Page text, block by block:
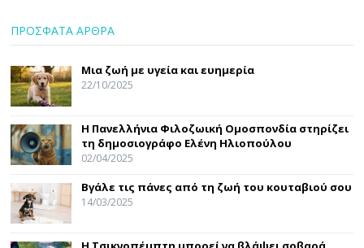
ΠΡΟΣΦΑΤΑ ΑΡΘΡΑ
Μια ζωή με υγεία και ευημερία
22/10/2025
Η Πανελλήνια Φιλοζωική Ομοσπονδία στηρίζει
τη δημοσιογράφο Ελένη Ηλιοπούλου
02/04/2025
Βγάλε τις πάνες από τη ζωή του κουταβιού σου
14/03/2025